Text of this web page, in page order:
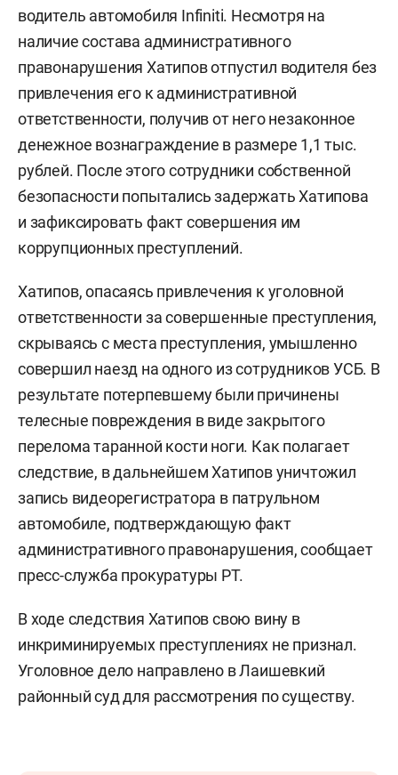
водитель автомобиля Infiniti. Несмотря на
наличие состава административного
правонарушения Хатипов отпустил водителя без
привлечения его к административной
ответственности, получив от него незаконное
денежное вознаграждение в размере 1,1 тыс.
рублей. После этого сотрудники собственной
безопасности попытались задержать Хатипова
и зафиксировать факт совершения им
коррупционных преступлений.
Хатипов, опасаясь привлечения к уголовной
ответственности за совершенные преступления,
скрываясь с места преступления, умышленно
совершил наезд на одного из сотрудников УСБ. В
результате потерпевшему были причинены
телесные повреждения в виде закрытого
перелома таранной кости ноги. Как полагает
следствие, в дальнейшем Хатипов уничтожил
запись видеорегистратора в патрульном
автомобиле, подтверждающую факт
административного правонарушения, сообщает
пресс-служба прокуратуры РТ.
В ходе следствия Хатипов свою вину в
инкриминируемых преступлениях не признал.
Уголовное дело направлено в Лаишевкий
районный суд для рассмотрения по существу.